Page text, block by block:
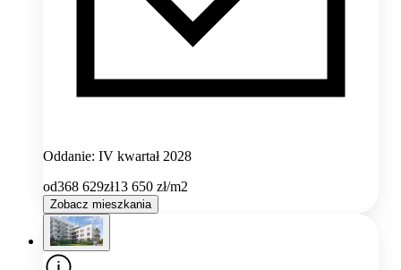
Oddanie: IV kwartał 2028
od368 629zł13 650 zł/m2
Zobacz mieszkania